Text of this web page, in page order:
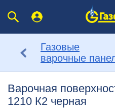
Газовые
варочные
Варочная
1210 К2 черная